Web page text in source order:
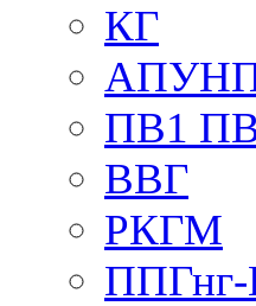
КГ
ПВ1
ВВГ
РКГМ
ППГнг-